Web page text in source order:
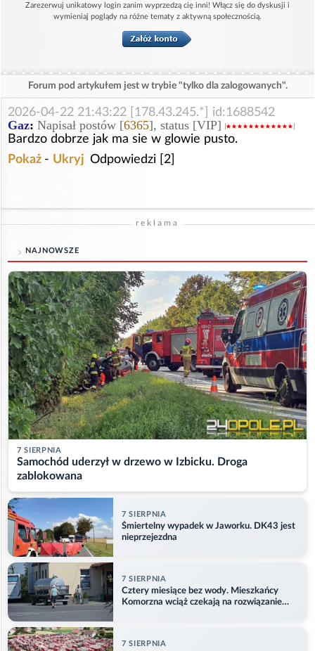
Zarezerwuj unikatowy login zanim wyprzedzą cię inni! Włącz się do dyskusji i
wymieniaj poglądy na różne tematy z aktywną społecznością.
Forum pod artykułem jest w trybie "tylko dla zalogowanych".
2026-04-22 21:43:22 [178.43.245.*] id:1688542
Gaz: Napisał postów [6365], status [VIP]
Bardzo dobrze jak ma sie w glowie pusto.
Pokaż - Ukryj Odpowiedzi [2]
reklama
NAJNOWSZE
7 SIERPNIA
Samochód uderzył w drzewo w Izbicku. Droga
zablokowana
7 SIERPNIA
Śmiertelny wypadek w Jaworku. DK43 jest
nieprzejezdna
7 SIERPNIA
Cztery miesiące bez wody. Mieszkańcy
Komorzna wciąż czekają na rozwiązanie
7 SIERPNIA